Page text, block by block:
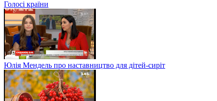
Голосі країни
Юлія Мендель про наставництво для дітей-сиріт